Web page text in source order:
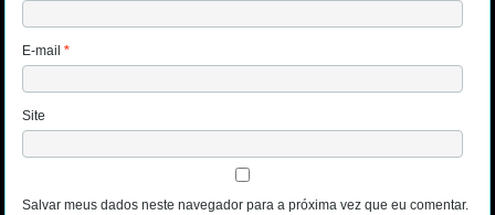
E-mail*
Site
Salvar meus dados neste navegador para a próxima vez que eu comentar.